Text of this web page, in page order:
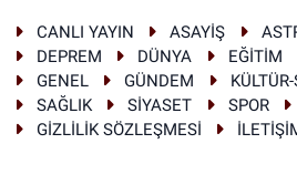
CANLI YAYIN ASAYİŞ
DEPREM
DÜNYA EĞİTİM
GENEL
GÜNDEM
SAĞLIK
SİYASET SPOR
GİZLİLİK SÖZLEŞMESİ